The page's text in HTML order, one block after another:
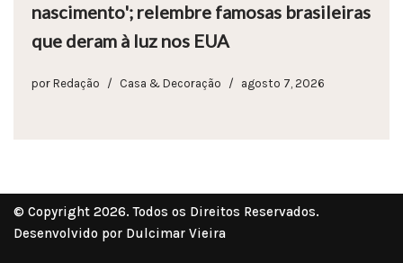
nascimento'; relembre famosas brasileiras
que deram à luz nos EUA
por Redação Casa & Decoração agosto 7, 2026
© Copyright 2026. Todos os Direitos Reservados.
Desenvolvido por Dulcimar Vieira